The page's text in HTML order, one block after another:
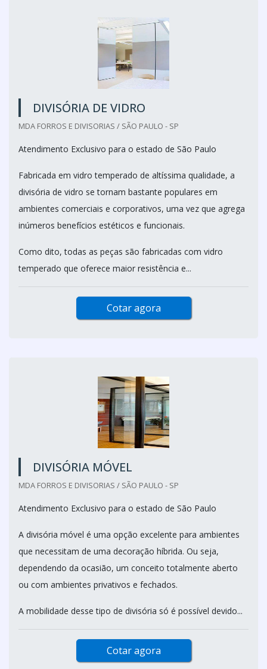
DIVISÓRIA DE VIDRO
MDA FORROS E DIVISORIAS / SÃO PAULO - SP
Atendimento Exclusivo para o estado de São Paulo
Fabricada em vidro temperado de altíssima qualidade, a
divisória de vidro se tornam bastante populares em
ambientes comerciais e corporativos, uma vez que agrega
inúmeros benefícios estéticos e funcionais.
Como dito, todas as peças são fabricadas com vidro
temperado que oferece maior resistência e...
Cotar agora
DIVISÓRIA MÓVEL
MDA FORROS E DIVISORIAS / SÃO PAULO - SP
Atendimento Exclusivo para o estado de São Paulo
A divisória móvel é uma opção excelente para ambientes
que necessitam de uma decoração híbrida. Ou seja,
dependendo da ocasião, um conceito totalmente aberto
ou com ambientes privativos e fechados.
A mobilidade desse tipo de divisória só é possível devido...
Cotar agora